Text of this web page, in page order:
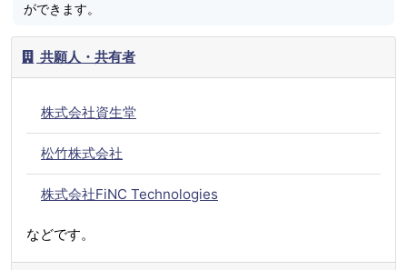
ができます。
共願人・共有者
株式会社資生堂
松竹株式会社
株式会社FiNC Technologies
などです。